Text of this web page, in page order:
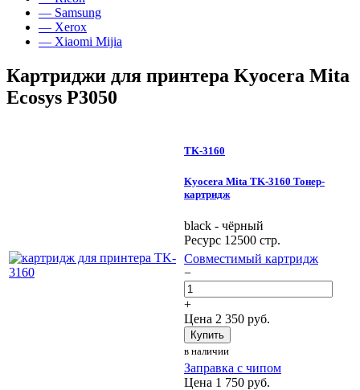
— Samsung
— Xerox
— Xiaomi Mijia
Картриджи для принтера Kyocera Mita
Ecosys P3050
TK-3160
Kyocera Mita TK-3160 Тонер-
картридж
black - чёрный
Ресурс 12500 стр.
Совместимый картридж
−
+
Цена 2 350 руб.
Купить
в наличии
Заправка с чипом
Цена 1 750 руб.